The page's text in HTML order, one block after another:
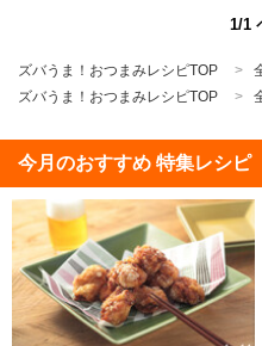
1/1
ズバうま！おつまみレシピTOP
ズバうま！おつまみレシピTOP
今月のおすすめ 特集レシピ